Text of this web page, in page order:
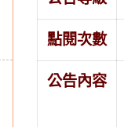
點閱次數
公告內容